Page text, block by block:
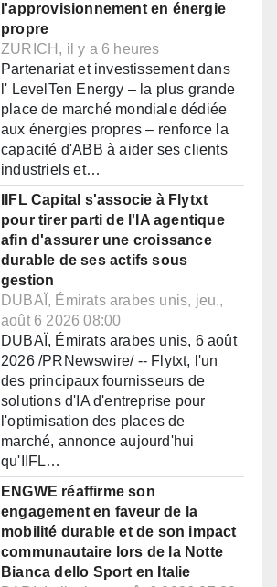
l'approvisionnement en énergie
propre
ZURICH, il y a 6 heures
Partenariat et investissement dans
l' LevelTen Energy – la plus grande
place de marché mondiale dédiée
aux énergies propres – renforce la
capacité d'ABB à aider ses clients
industriels et…
IIFL Capital s'associe à Flytxt
pour tirer parti de l'IA agentique
afin d'assurer une croissance
durable de ses actifs sous
gestion
DUBAÏ, Émirats arabes unis, jeu.,
août 6 2026 08:00
DUBAÏ, Émirats arabes unis, 6 août
2026 /PRNewswire/ -- Flytxt, l'un
des principaux fournisseurs de
solutions d'IA d'entreprise pour
l'optimisation des places de
marché, annonce aujourd'hui
qu'IIFL…
ENGWE réaffirme son
engagement en faveur de la
mobilité durable et de son impact
communautaire lors de la Notte
Bianca dello Sport en Italie